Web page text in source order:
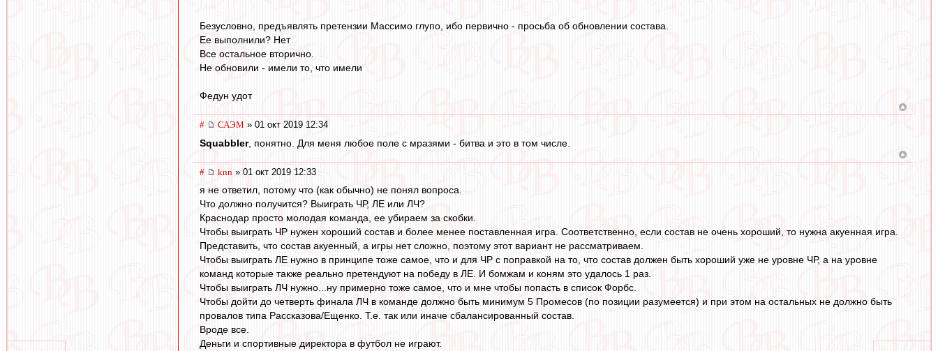
Безусловно, предъявлять претензии Массимо глупо, ибо первично - просьба об обновлении состава.
Ее выполнили? Нет
Все остальное вторично.
Не обновили - имели то, что имели
Федун удот
# САЭМ » 01 окт 2019 12:34
Squabbler, понятно. Для меня любое поле с мразями - битва и это в том числе.
# knn » 01 окт 2019 12:33
я не ответил, потому что (как обычно) не понял вопроса.
Что должно получится? Выиграть ЧР, ЛЕ или ЛЧ?
Краснодар просто молодая команда, ее убираем за скобки.
Чтобы выиграть ЧР нужен хороший состав и более менее поставленная игра. Соответственно, если состав не очень хороший, то нужна акуенная игра.
Представить, что состав акуенный, а игры нет сложно, поэтому этот вариант не рассматриваем.
Чтобы выиграть ЛЕ нужно в принципе тоже самое, что и для ЧР с поправкой на то, что состав должен быть хороший уже не уровне ЧР, а на уровне
команд которые также реально претендуют на победу в ЛЕ. И бомжам и коням это удалось 1 раз.
Чтобы выиграть ЛЧ нужно...ну примерно тоже самое, что и мне чтобы попасть в список Форбс.
Чтобы дойти до четверть финала ЛЧ в команде должно быть минимум 5 Промесов (по позиции разумеется) и при этом на остальных не должно быть
провалов типа Рассказова/Ещенко. Т.е. так или иначе сбалансированный состав.
Вроде все.
Деньги и спортивные директора в футбол не играют.